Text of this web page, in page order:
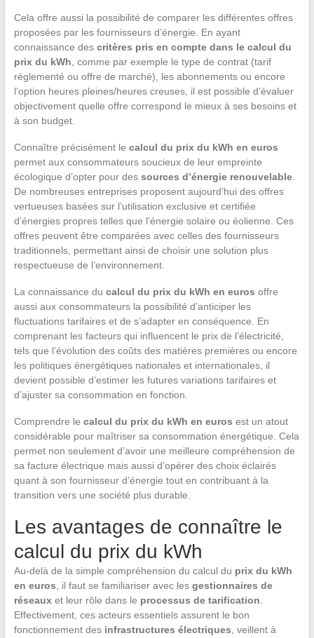
Cela offre aussi la possibilité de comparer les différentes offres
proposées par les fournisseurs d’énergie. En ayant
connaissance des critères pris en compte dans le calcul du
prix du kWh, comme par exemple le type de contrat (tarif
réglementé ou offre de marché), les abonnements ou encore
l’option heures pleines/heures creuses, il est possible d’évaluer
objectivement quelle offre correspond le mieux à ses besoins et
à son budget.
Connaître précisément le calcul du prix du kWh en euros
permet aux consommateurs soucieux de leur empreinte
écologique d’opter pour des sources d’énergie renouvelable.
De nombreuses entreprises proposent aujourd’hui des offres
vertueuses basées sur l’utilisation exclusive et certifiée
d’énergies propres telles que l’énergie solaire ou éolienne. Ces
offres peuvent être comparées avec celles des fournisseurs
traditionnels, permettant ainsi de choisir une solution plus
respectueuse de l’environnement.
La connaissance du calcul du prix du kWh en euros offre
aussi aux consommateurs la possibilité d’anticiper les
fluctuations tarifaires et de s’adapter en conséquence. En
comprenant les facteurs qui influencent le prix de l’électricité,
tels que l’évolution des coûts des matières premières ou encore
les politiques énergétiques nationales et internationales, il
devient possible d’estimer les futures variations tarifaires et
d’ajuster sa consommation en fonction.
Comprendre le calcul du prix du kWh en euros est un atout
considérable pour maîtriser sa consommation énergétique. Cela
permet non seulement d’avoir une meilleure compréhension de
sa facture électrique mais aussi d’opérer des choix éclairés
quant à son fournisseur d’énergie tout en contribuant à la
transition vers une société plus durable.
Les avantages de connaître le
calcul du prix du kWh
Au-delà de la simple compréhension du calcul du prix du kWh
en euros, il faut se familiariser avec les gestionnaires de
réseauxet leur rôle dans le processus de tarification.
Effectivement, ces acteurs essentiels assurent le bon
fonctionnement des infrastructures électriques, veillent à